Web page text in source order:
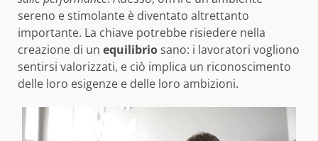
sereno e stimolante è diventato altrettanto
importante. La chiave potrebbe risiedere nella
creazione di un equilibriosano: i lavoratori vogliono
sentirsi valorizzati, e ciò implica un riconoscimento
delle loro esigenze e delle loro ambizioni.